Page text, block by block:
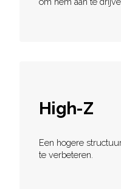
High-Z
Een hogere
te verbeteren.